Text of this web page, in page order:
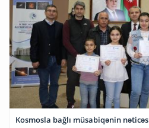
Kosmosla bağlı müsabiqənin